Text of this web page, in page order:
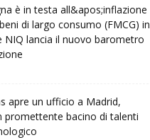
è in testa all&apos;inflazione
di largo consumo (FMCG) in
NIQ lancia il nuovo barometro
apre un ufficio a Madrid,
promettente bacino di talenti